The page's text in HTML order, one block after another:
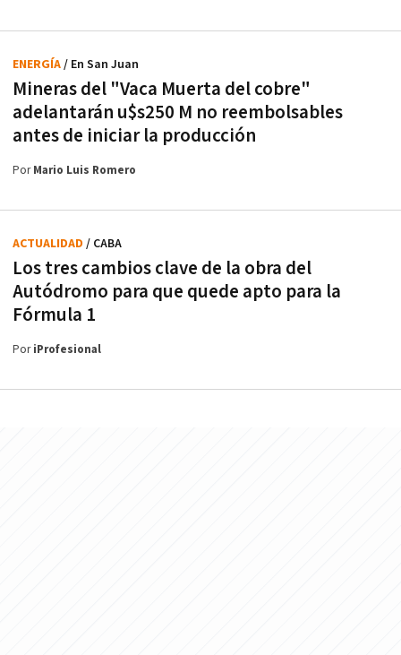
Mineras del "Vaca Muerta del cobre"
adelantarán u$s250 M no reembolsables
antes de iniciar la producción
ENERGÍA/ En San Juan
PorMario Luis Romero
Los tres cambios clave de la obra del
Autódromo para que quede apto para la
Fórmula 1
ACTUALIDAD / CABA
PoriProfesional